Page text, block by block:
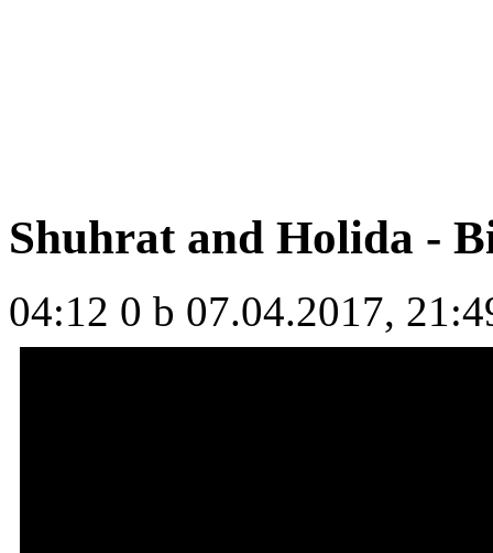
Shuhrat and Holida -
04:12 0 b 07.04.2017,